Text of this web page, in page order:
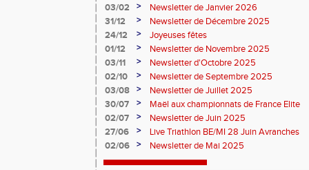
03/02
>
Newsletter de Janvier 2026
31/12
>
Newsletter de Décembre 2025
24/12
>
Joyeuses fêtes
01/12
>
Newsletter de Novembre 2025
03/11
>
Newsletter d'Octobre 2025
02/10
>
Newsletter de Septembre 2025
03/08
>
Newsletter de Juillet 2025
30/07
>
Maël aux championnats de France Elite
02/07
>
Newsletter de Juin 2025
27/06
>
Live Triathlon BE/MI 28 Juin Avranches
02/06
> Newsletter de Mai 2025